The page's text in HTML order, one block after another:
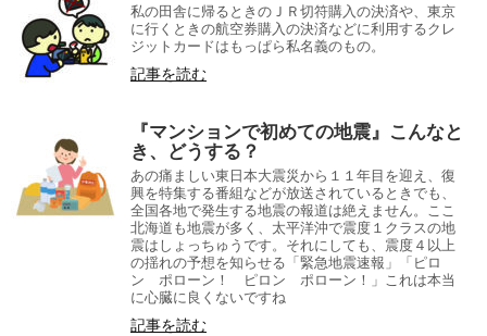
私の田舎に帰るときのＪＲ切符購入の決済や、東京
に行くときの航空券購入の決済などに利用するクレ
ジットカードはもっぱら私名義のもの。
記事を読む
『マンションで初めての地震』こんなと
き、どうする？
あの痛ましい東日本大震災から１１年目を迎え、復
興を特集する番組などが放送されているときでも、
全国各地で発生する地震の報道は絶えません。ここ
北海道も地震が多く、太平洋沖で震度１クラスの地
震はしょっちゅうです。それにしても、震度４以上
の揺れの予想を知らせる「緊急地震速報」「ピロ
ン ポローン！ ピロン ポローン！」これは本当
に心臓に良くないですね
記事を読む